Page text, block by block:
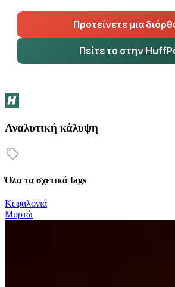
Προτείνετε μια
Πείτε το στην
Αναλυτική κάλυψη
Όλα τα σχετικά tags
Κεφαλονιά
Μυρτώ